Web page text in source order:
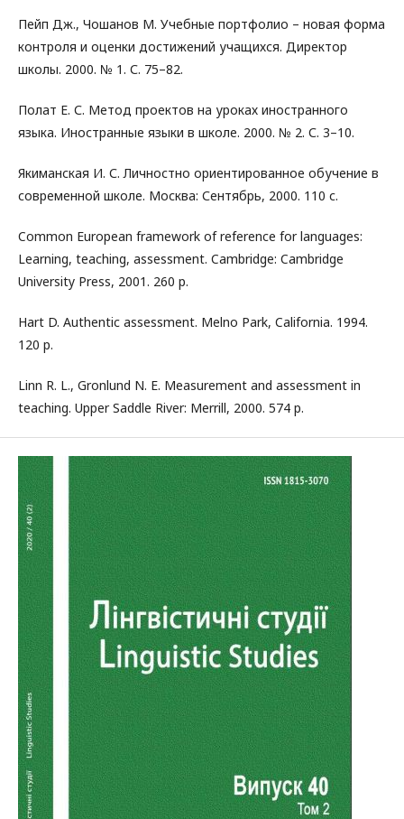
Пейп Дж., Чошанов М. Учебные портфолио – новая форма
контроля и оценки достижений учащихся. Директор
школы. 2000. № 1. С. 75–82.
Полат Е. С. Метод проектов на уроках иностранного
языка. Иностранные языки в школе. 2000. № 2. С. 3–10.
Якиманская И. С. Личностно ориентированное обучение в
современной школе. Москва: Сентябрь, 2000. 110 с.
Common European framework of reference for languages:
Learning, teaching, assessment. Cambridge: Cambridge
University Press, 2001. 260 p.
Hart D. Authentic assessment. Melno Park, California. 1994.
120 p.
Linn R. L., Gronlund N. E. Measurement and assessment in
teaching. Upper Saddle River: Merrill, 2000. 574 p.